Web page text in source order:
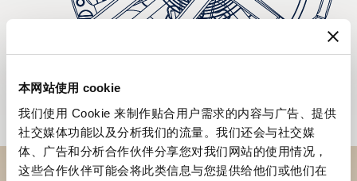
本网站使用 cookie
我们使用 Cookie 来制作贴合用户需求的内容与广告、提供
社交媒体功能以及分析我们的流量。我们还会与社交媒
体、广告和分析合作伙伴分享您对我们网站的使用情况，
这些合作伙伴可能会将此类信息与您提供给他们或他们在